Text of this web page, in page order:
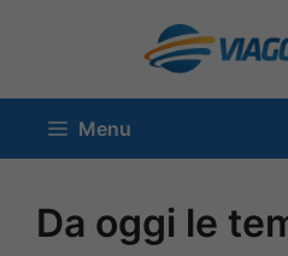
contenuto
Menu
Da oggi le